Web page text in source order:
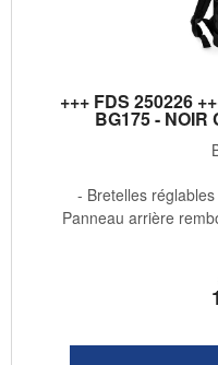
+++ FDS 250226
BG175 - NOIR
- Bretelles
Panneau arrière